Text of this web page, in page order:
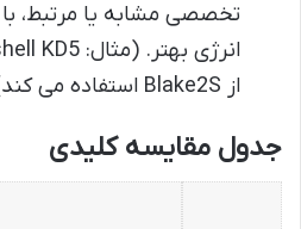
تخصصی مشابه یا مرتبط، با
از Blake2S استفاده می کند)
جدول مقایسه کلیدی